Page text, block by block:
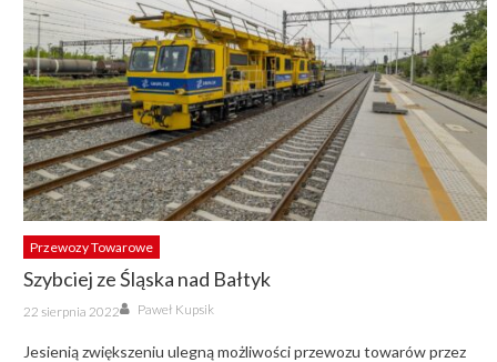
Przewozy Towarowe
Szybciej ze Śląska nad Bałtyk
Posted
on
22 sierpnia 2022 Author
Paweł Kupsik
Jesienią zwiększeniu ulegną możliwości przewozu towarów przez